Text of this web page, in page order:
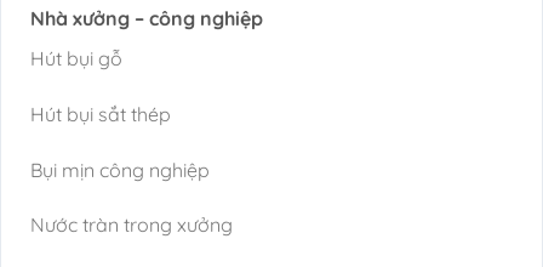
Nhà xưởng – công nghiệp
Hút bụi gỗ
Hút bụi sắt thép
Bụi mịn công nghiệp
Nước tràn trong xưởng